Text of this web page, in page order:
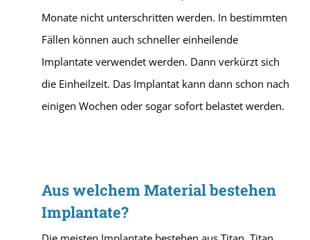
Monate nicht unterschritten werden. In bestimmten
Fällen können auch schneller einheilende
Implantate verwendet werden. Dann verkürzt sich
die Einheilzeit. Das Implantat kann dann schon nach
einigen Wochen oder sogar sofort belastet werden.
Aus welchem Material bestehen
Implantate?